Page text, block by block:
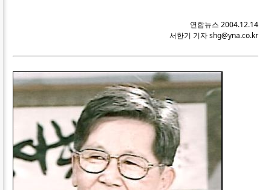
연합뉴스 2004.12.14
서한기 기자 shg@yna.co.kr